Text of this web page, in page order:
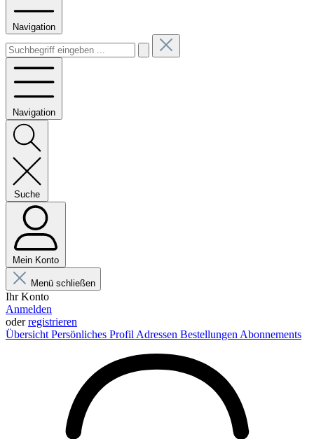
Navigation
Navigation
Suche
Mein Konto
Menü schließen
Ihr Konto
Anmelden
oderregistrieren
Übersicht Persönliches Profil Adressen Bestellungen Abonnements